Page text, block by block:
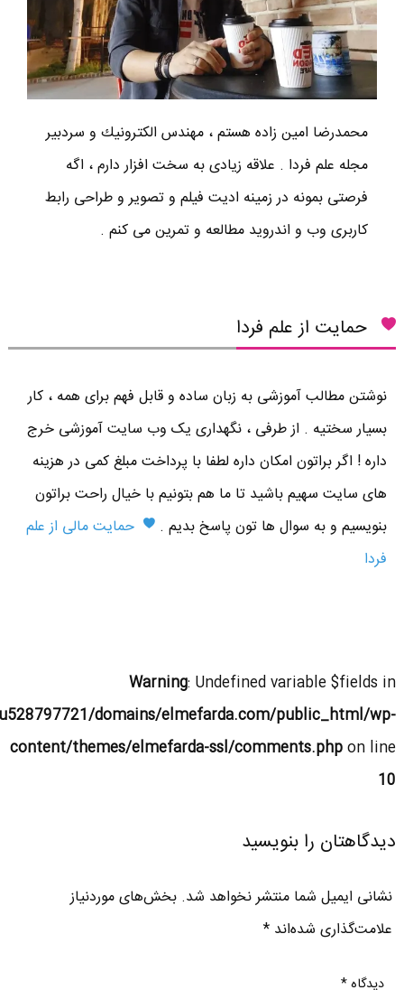
محمدرضا امين زاده هستم ، مهندس الكترونيك و سردبير
مجله علم فردا . علاقه زیادی به سخت افزار دارم ، اگه
فرصتی بمونه در زمینه ادیت فیلم و تصویر و طراحی رابط
کاربری وب و اندروید مطالعه و تمرین می کنم .
حمایت از علم فردا
نوشتن مطالب آموزشی به زبان ساده و قابل فهم برای همه ، کار
بسیار سختیه . از طرفی ، نگهداری یک وب سایت آموزشی خرج
داره ! اگر براتون امکان داره لطفا با پرداخت مبلغ کمی در هزینه
های سایت سهیم باشید تا ما هم بتونیم با خیال راحت براتون
بنویسیم و به سوال ها تون پاسخ بدیم .
حمایت مالی از علم
فردا
Warning: Undefined variable $fields in
domains/elmefarda.com/public_html/wp-
content/themes/elmefarda-ssl/comments.phpon line
10
دیدگاهتان را بنویسید
نشانی ایمیل شما منتشر نخواهد شد. بخش‌های موردنیاز
علامت‌گذاری شده‌اند*
دیدگاه*